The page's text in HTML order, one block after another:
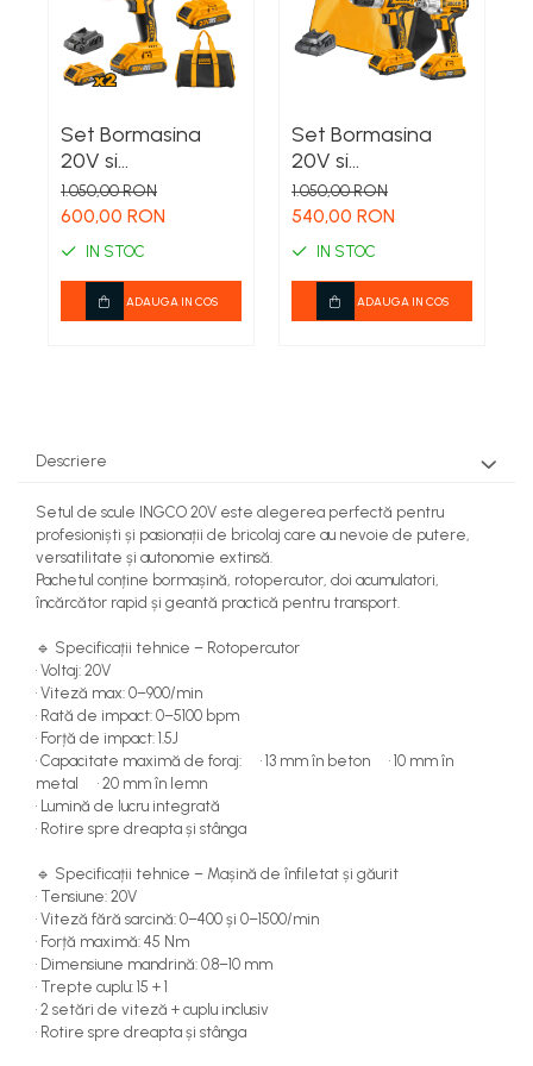
Set Bormasina
20V si
Autofiletanta 1/4
INGCO cu
accesorii
1.050,00 RON
600,00 RON
IN STOC
ADAUGA IN COS
Set Bormasina
20V si
Autofiletanta 1/2
INGCO cu 2 baterii
si incarcator
1.050,00 RON
540,00 RON
IN STOC
ADAUGA IN COS
Descriere
Setul de scule INGCO 20V este alegerea perfectă pentru
profesioniști și pasionații de bricolaj care au nevoie de putere,
versatilitate și autonomie extinsă.
Pachetul conține bormașină, rotopercutor, doi acumulatori,
încărcător rapid și geantă practică pentru transport.
🔹 Specificații tehnice – Rotopercutor
• Voltaj: 20V
• Viteză max: 0–900/min
• Rată de impact: 0–5100 bpm
• Forță de impact: 1.5J
• Capacitate maximă de foraj: • 13 mm în beton • 10 mm în
metal • 20 mm în lemn
• Lumină de lucru integrată
• Rotire spre dreapta și stânga
🔹 Specificații tehnice – Mașină de înfiletat și găurit
• Tensiune: 20V
• Viteză fără sarcină: 0–400 și 0–1500/min
• Forță maximă: 45 Nm
• Dimensiune mandrină: 0.8–10 mm
• Trepte cuplu: 15 + 1
• 2 setări de viteză + cuplu inclusiv
• Rotire spre dreapta și stânga